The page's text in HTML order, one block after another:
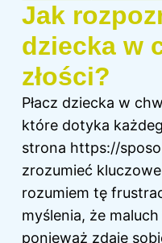
Jak
dziecka w
złości?
Płacz dziecka w
które dotyka
strona https://
zrozumieć
rozumiem tę
myślenia, że
ponieważ zdaje